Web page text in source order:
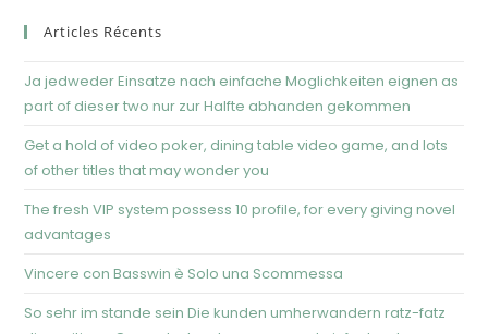
Articles Récents
Ja jedweder Einsatze nach einfache Moglichkeiten eignen as
part of dieser two nur zur Halfte abhanden gekommen
Get a hold of video poker, dining table video game, and lots
of other titles that may wonder you
The fresh VIP system possess 10 profile, for every giving novel
advantages
Vincere con Basswin è Solo una Scommessa
So sehr im stande sein Die kunden umherwandern ratz-fatz